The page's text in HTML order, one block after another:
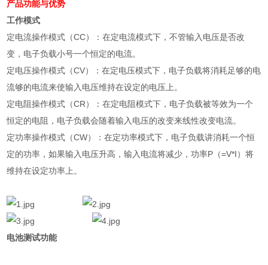
产品功能与优势
工作模式
定电流操作模式（CC）：在定电流模式下，不管输入电压是否改
变，电子负载小号一个恒定的电流。
定电压操作模式（CV）：在定电压模式下，电子负载将消耗足够的电
流够的电流来使输入电压维持在设定的电压上。
定电阻操作模式（CR）：在定电阻模式下，电子负载被等效为一个
恒定的电阻，电子负载会随着输入电压的改变来线性改变电流。
定功率操作模式（CW）：在定功率模式下，电子负载讲消耗一个恒
定的功率，如果输入电压升高，输入电流将减少，功率P （=V*I）将
维持在设定功率上。
电池测试功能